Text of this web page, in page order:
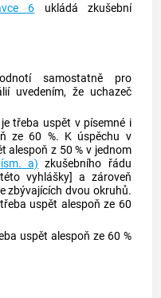
6 ukládá zkušební
samostatně pro
uvedením, že uchazeč
třeba uspět v písemné i
ze 60 %. K úspěchu v
alespoň z 50 % v jednom
a) zkušebního řádu
této vyhlášky] a zároveň
zbývajících dvou okruhů.
uspět alespoň ze 60
uspět alespoň ze 60 %